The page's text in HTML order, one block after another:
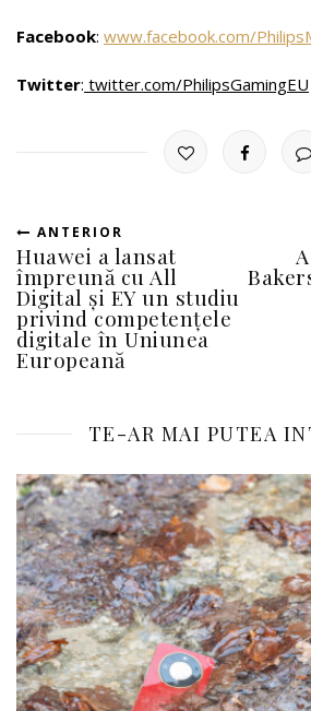
Facebook: www.facebook.com/
Twitter: twitter.com/PhilipsGamingEU
ANTERIOR
Huawei a lansat
împreună cu All
Digital și EY un studiu
privind competențele
digitale în Uniunea
Europeană
TE-AR MAI PUTEA